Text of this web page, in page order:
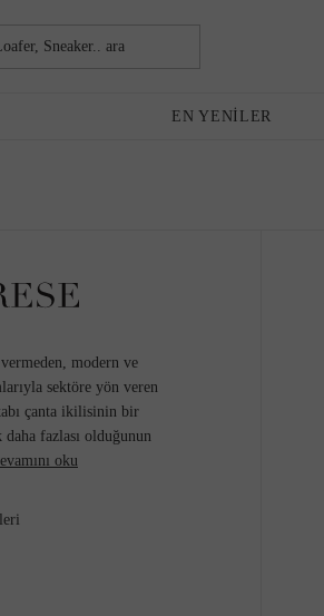
Sneaker.. ara
EN YENILER
Sneaker
modern ve
sektöre yön veren
çanta ikilisinin bir
daha fazlası olduğunun
oku